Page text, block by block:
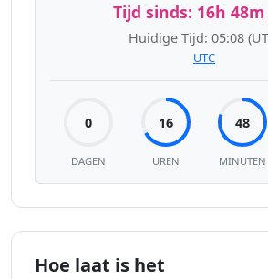
Tijd sinds: 16h 48m
Huidige Tijd: 05:08
UTC
0
DAGEN
16
UREN
48
MINUTEN
Hoe laat is het